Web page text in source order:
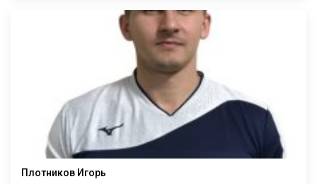
Плотников Игорь